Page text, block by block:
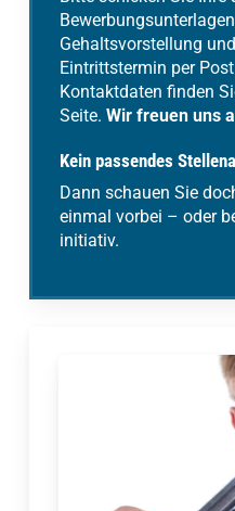
Sie sind
Einbau von
Sie
Richtarbeiten
Worauf es uns
oder
Beherrschung
Sorgfältige
Bereitschaft
Gehaltsvorstellung
Eintrittstermin per
Kontaktdaten finden
Seite. Wir freuen uns
Kein passendes
Dann schauen Sie
einmal vorbei – oder
initiativ.